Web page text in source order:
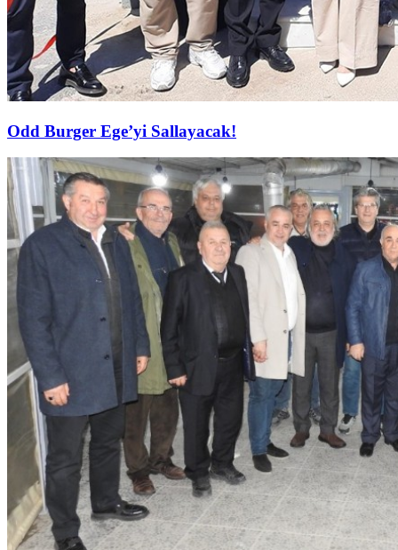
Odd Burger Ege’yi Sallayacak!